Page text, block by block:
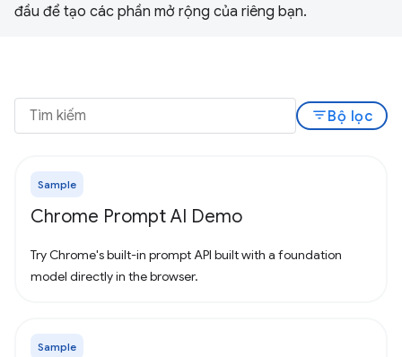
đầu để tạo các phần mở rộng của riêng bạn.
filter_listBộ lọc
Sample
Chrome Prompt AI Demo
Try Chrome's built-in prompt API built with a foundation
model directly in the browser.
Sample